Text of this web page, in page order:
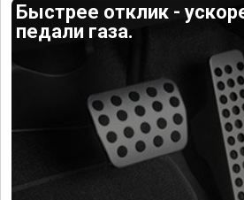
Быстрее отклик -
педали газа.